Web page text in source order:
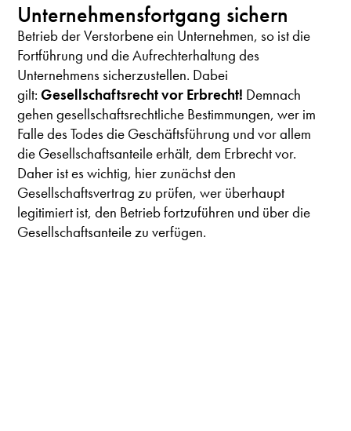
Unternehmensfortgang sichern
Betrieb der Verstorbene ein Unternehmen, so ist die
Fortführung und die Aufrechterhaltung des
Unternehmens sicherzustellen. Dabei
gilt:Gesellschaftsrecht vor Erbrecht! Demnach
gehen gesellschaftsrechtliche Bestimmungen, wer im
Falle des Todes die Geschäftsführung und vor allem
die Gesellschaftsanteile erhält, dem Erbrecht vor.
Daher ist es wichtig, hier zunächst den
Gesellschaftsvertrag zu prüfen, wer überhaupt
legitimiert ist, den Betrieb fortzuführen und über die
Gesellschaftsanteile zu verfügen.